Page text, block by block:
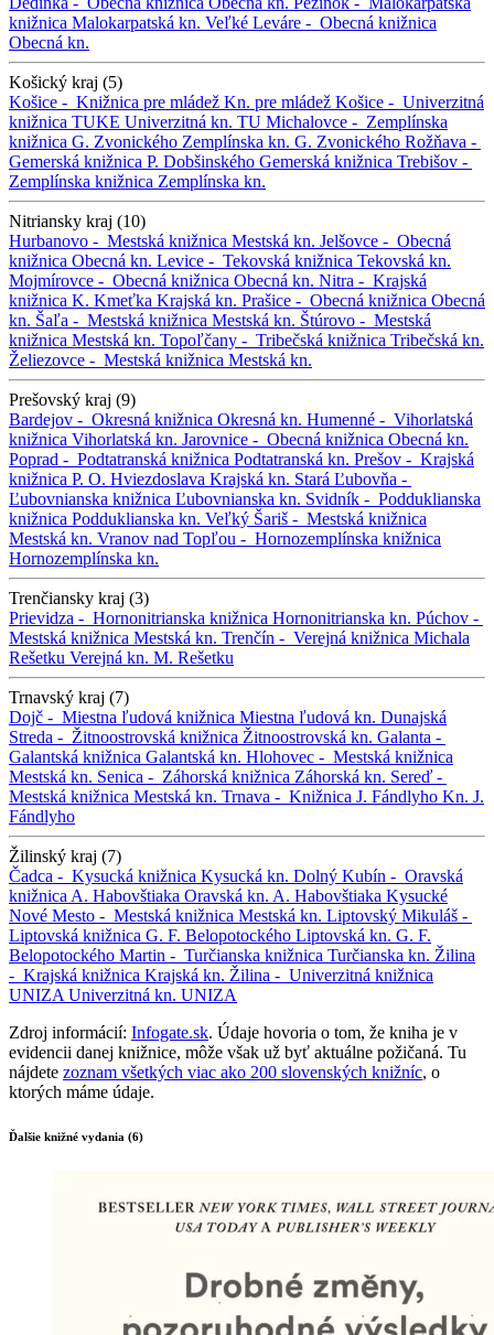
knižnica Malokarpatská kn. Veľké Leváre - Obecná knižnica
Obecná kn.
Košický kraj (5)
Košice - Knižnica pre mládež Kn. pre mládež Košice - Univerzitná
knižnica TUKE Univerzitná kn. TU Michalovce - Zemplínska
knižnica G. Zvonického Zemplínska kn. G. Zvonického Rožňava -
Gemerská knižnica P. Dobšinského Gemerská knižnica Trebišov -
Zemplínska knižnica Zemplínska kn.
Nitriansky kraj (10)
Hurbanovo - Mestská knižnica Mestská kn. Jelšovce - Obecná
knižnica Obecná kn. Levice - Tekovská knižnica Tekovská kn.
Mojmírovce - Obecná knižnica Obecná kn. Nitra - Krajská
knižnica K. Kmeťka Krajská kn. Prašice - Obecná knižnica Obecná
kn. Šaľa - Mestská knižnica Mestská kn. Štúrovo - Mestská
knižnica Mestská kn. Topoľčany - Tribečská knižnica Tribečská kn.
Želiezovce - Mestská knižnica Mestská kn.
Prešovský kraj (9)
Bardejov - Okresná knižnica Okresná kn. Humenné - Vihorlatská
knižnica Vihorlatská kn. Jarovnice - Obecná knižnica Obecná kn.
Poprad - Podtatranská knižnica Podtatranská kn. Prešov - Krajská
knižnica P. O. Hviezdoslava Krajská kn. Stará Ľubovňa -
Ľubovnianska knižnica Ľubovnianska kn. Svidník - Podduklianska
knižnica Podduklianska kn. Veľký Šariš - Mestská knižnica
Mestská kn. Vranov nad Topľou - Hornozemplínska knižnica
Hornozemplínska kn.
Trenčiansky kraj (3)
Prievidza - Hornonitrianska knižnica Hornonitrianska kn. Púchov -
Mestská knižnica Mestská kn. Trenčín - Verejná knižnica Michala
Rešetku Verejná kn. M. Rešetku
Trnavský kraj (7)
Dojč - Miestna ľudová knižnica Miestna ľudová kn. Dunajská
Streda - Žitnoostrovská knižnica Žitnoostrovská kn. Galanta -
Galantská knižnica Galantská kn. Hlohovec - Mestská knižnica
Mestská kn. Senica - Záhorská knižnica Záhorská kn. Sereď -
Mestská knižnica Mestská kn. Trnava - Knižnica J. Fándlyho Kn. J.
Fándlyho
Žilinský kraj (7)
Čadca - Kysucká knižnica Kysucká kn. Dolný Kubín - Oravská
knižnica A. Habovštiaka Oravská kn. A. Habovštiaka Kysucké
Nové Mesto - Mestská knižnica Mestská kn. Liptovský Mikuláš -
Liptovská knižnica G. F. Belopotockého Liptovská kn. G. F.
Belopotockého Martin - Turčianska knižnica Turčianska kn. Žilina
- Krajská knižnica Krajská kn. Žilina - Univerzitná knižnica
UNIZA Univerzitná kn. UNIZA
Zdroj informácií: Infogate.sk. Údaje hovoria o tom, že kniha je v
evidencii danej knižnice, môže však už byť aktuálne požičaná. Tu
nájdete zoznam všetkých viac ako 200 slovenských knižníc, o
ktorých máme údaje.
Ďalšie knižné vydania (6)